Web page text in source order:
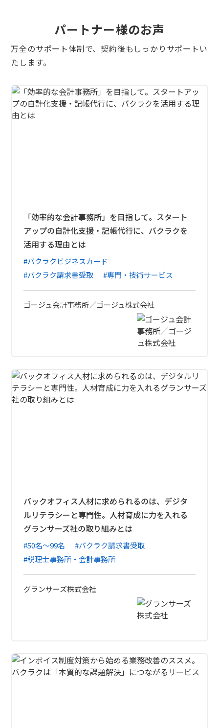
パートナー様のお声
万全のサポート体制で、契約後もしっかりサポートい
たします。
「効率的な会計事務所」を目指して。スタート
アップの自計化支援・記帳代行に、バクラクを
活用する理由とは
#バクラクビジネスカード
#バクラク請求書受取
#専門・技術サービス
ゴージュ会計事務所／ゴージュ株式会社
バックオフィス人材に求められるのは、デジタ
ルリテラシーと専門性。人材育成に力を入れる
グランサーズ社の取り組みとは
#50名〜99名
#バクラク請求書受取
#税理士事務所・会計事務所
グランサーズ株式会社